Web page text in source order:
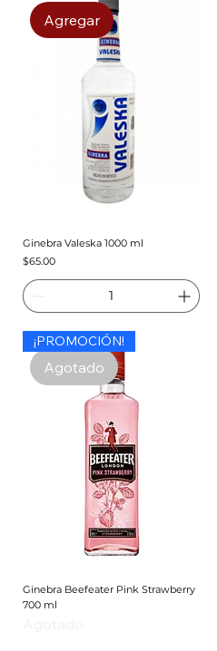
Agregar
Ginebra Valeska 1000 ml
Precio
$65.00
Agotado
¡PROMOCIÓN!
Ginebra Beefeater Pink Strawberry
700 ml